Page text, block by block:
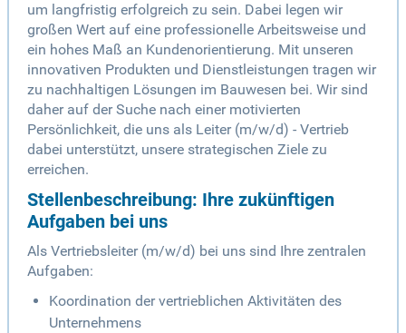
um langfristig erfolgreich zu sein. Dabei legen wir
großen Wert auf eine professionelle Arbeitsweise und
ein hohes Maß an Kundenorientierung. Mit unseren
innovativen Produkten und Dienstleistungen tragen wir
zu nachhaltigen Lösungen im Bauwesen bei. Wir sind
daher auf der Suche nach einer motivierten
Persönlichkeit, die uns als Leiter (m/w/d) - Vertrieb
dabei unterstützt, unsere strategischen Ziele zu
erreichen.
Stellenbeschreibung: Ihre zukünftigen
Aufgaben bei uns
Als Vertriebsleiter (m/w/d) bei uns sind Ihre zentralen
Aufgaben:
Koordination der vertrieblichen Aktivitäten des
Unternehmens